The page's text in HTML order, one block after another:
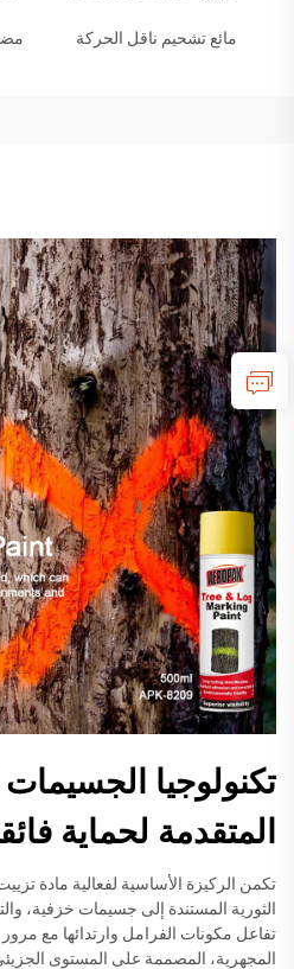
مائع تشحيم ناقل الحركة
تكنولوجيا الجسيمات
المتقدمة لحماية
تكمن الركيزة الأساسية لفعالية مادة
الثورية المستندة إلى جسيمات خزفية،
تفاعل مكونات الفرامل وارتدائها مع
المجهرية، المصممة على المستوى